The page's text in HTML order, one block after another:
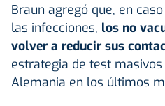
Braun agregó que, en
las infecciones, los no
volver a reducir sus
estrategia de test
Alemania en los últimos